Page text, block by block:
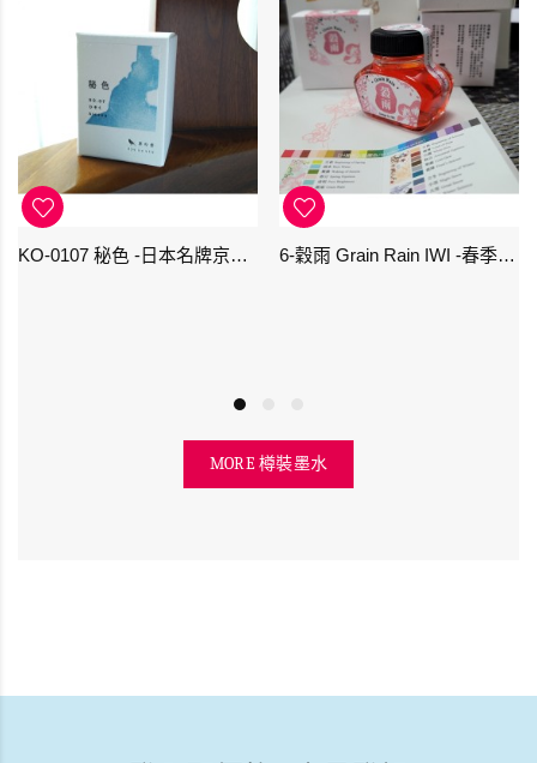
KO-0107 秘色 -日本名牌京の音樽裝鋼筆墨水 4573356130234 - 40ml 6-穀雨 Grain Rain IWI -春季-24節氣色澤鋼筆墨水
MORE 樽裝墨水